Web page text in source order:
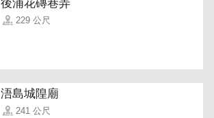
後浦花磚巷弄
229 公尺
浯島城隍廟
241 公尺